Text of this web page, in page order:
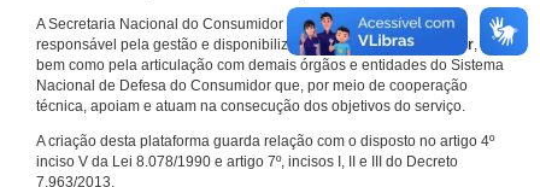
A Secretaria Nacional do Consumidor do Ministério da Justiça é a
responsável pela gestão e disponibilização doConsumidor.gov.br,
bem como pela articulação com demais órgãos e entidades do Sistema
Nacional de Defesa do Consumidor que, por meio de cooperação
técnica, apoiam e atuam na consecução dos objetivos do serviço.
A criação desta plataforma guarda relação com o disposto no artigo 4º
inciso V da Lei 8.078/1990 e artigo 7º, incisos I, II e III do Decreto
7.963/2013.